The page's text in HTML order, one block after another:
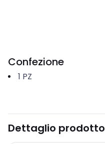
Confezione
1 PZ
Dettaglio prodotto